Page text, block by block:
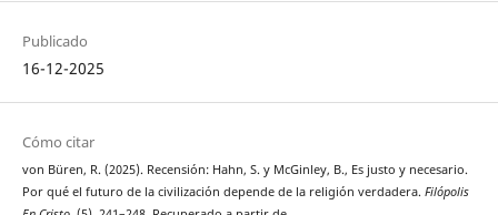
Publicado
16-12-2025
Cómo citar
von Büren, R. (2025). Recensión: Hahn, S. y McGinley, B., Es justo y necesario.
Por qué el futuro de la civilización depende de la religión verdadera. Filópolis